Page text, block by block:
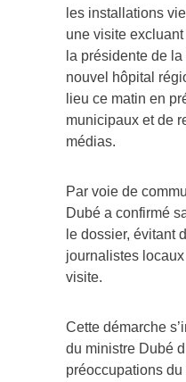
les installations
une visite
la présidente de
nouvel hôpital
lieu ce matin en
municipaux et de
médias.
Par voie de
Dubé a confirmé
le dossier, évitant
journalistes
visite.
Cette démarche
du ministre Dubé
préoccupations